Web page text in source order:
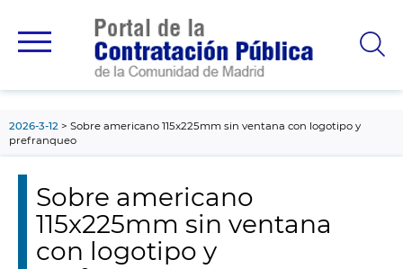
principal
2026-3-12
Sobre americano 115x225mm sin ventana con logotipo y
prefranqueo
Sobre americano
115x225mm sin ventana
con logotipo y